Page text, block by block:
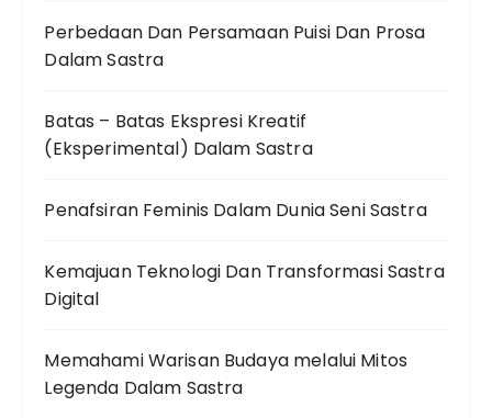
Perbedaan Dan Persamaan Puisi Dan Prosa
Dalam Sastra
Batas – Batas Ekspresi Kreatif
(Eksperimental) Dalam Sastra
Penafsiran Feminis Dalam Dunia Seni Sastra
Kemajuan Teknologi Dan Transformasi Sastra
Digital
Memahami Warisan Budaya melalui Mitos
Legenda Dalam Sastra